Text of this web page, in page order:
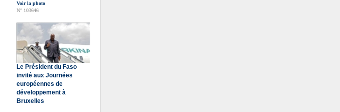
Voir la photo
N° 103646
Le Président du Faso
invité aux Journées
européennes de
développement à
Bruxelles